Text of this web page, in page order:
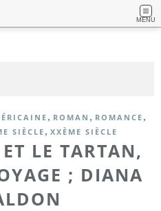
MENU
, ROMAN , ROMANCE ,
SIÈCLE, XXÈME SIÈCLE
LE TARTAN,
; DIANA